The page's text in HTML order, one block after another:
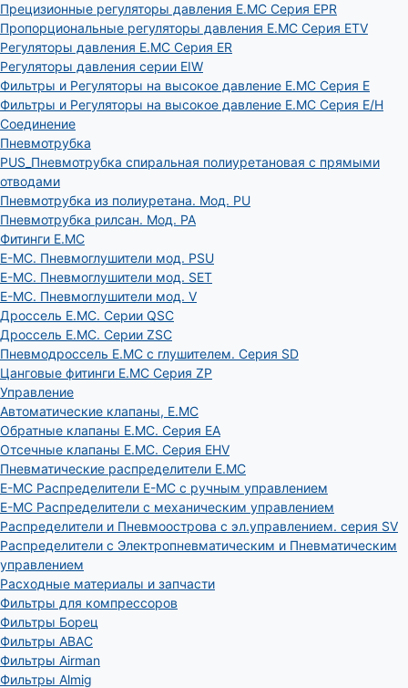
Прецизионные регуляторы давления E.MC Серия EPR
Пропорциональные регуляторы давления E.MC Серия ETV
Регуляторы давления E.MC Серия ER
Регуляторы давления серии EIW
Фильтры и Регуляторы на высокое давление E.MC Серия E
Фильтры и Регуляторы на высокое давление E.MC Серия E/H
Соединение
Пневмотрубка
PUS_Пневмотрубка спиральная полиуретановая с прямыми
отводами
Пневмотрубка из полиуретана. Мод. РU
Пневмотрубка рилсан. Мод. PA
Фитинги E.MC
E-MC. Пневмоглушители мод. PSU
E-MC. Пневмоглушители мод. SET
E-MC. Пневмоглушители мод. V
Дроссель E.MC. Серии QSC
Дроссель E.MC. Серии ZSC
Пневмодроссель E.MC с глушителем. Серия SD
Цанговые фитинги E.MC Серия ZP
Управление
Автоматические клапаны, Е.МС
Обратные клапаны E.MC. Серия EA
Отсечные клапаны E.MC. Серия EHV
Пневматические распределители E.MC
E-MC Распределители E-MC с ручным управлением
E-MC Распределители с механическим управлением
Распределители и Пневмоострова с эл.управлением. серия SV
Распределители с Электропневматическим и Пневматическим
управлением
Расходные материалы и запчасти
Фильтры для компрессоров
Фильтры Борец
Фильтры ABAC
Фильтры Airman
Фильтры Almig